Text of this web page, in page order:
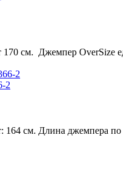
170 см. Джемпер OverSize
2
164 см. Длина джемпера